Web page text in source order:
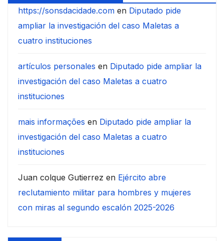
https://sonsdacidade.com en Diputado pide
ampliar la investigación del caso Maletas a
cuatro instituciones
artículos personales en Diputado pide ampliar la
investigación del caso Maletas a cuatro
instituciones
mais informações en Diputado pide ampliar la
investigación del caso Maletas a cuatro
instituciones
Juan colque Gutierrez en Ejército abre
reclutamiento militar para hombres y mujeres
con miras al segundo escalón 2025-2026